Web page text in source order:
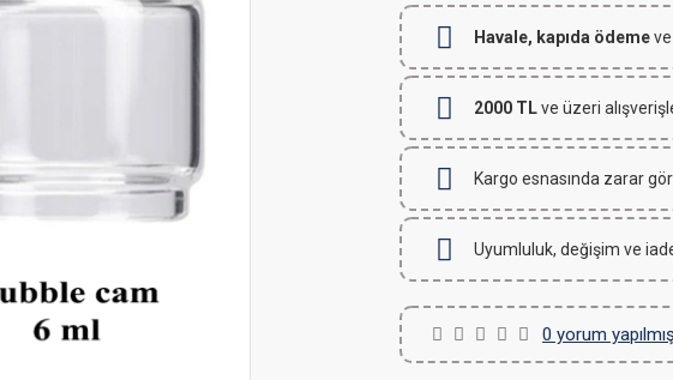
Havale, kapıda ödemeve
2000 TLve üzeri
Kargo esnasında zarar
Uyumluluk, değişim ve
0 yorum